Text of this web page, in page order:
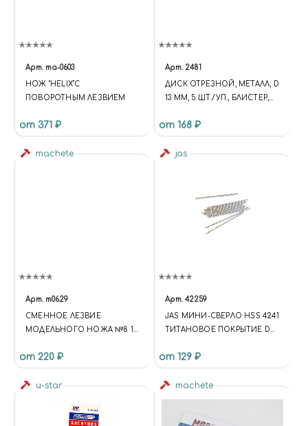
Арт. ma-0603
НОЖ "HELIX"С
ПОВОРОТНЫМ ЛЕЗВИЕМ
от 371 ₽
Арт. 2481
ДИСК ОТРЕЗНОЙ, МЕТАЛЛ, D
13 ММ, 5 ШТ./УП., БЛИСТЕР,
от 168 ₽
machete
Арт. m0629
СМЕННОЕ ЛЕЗВИЕ
МОДЕЛЬНОГО НОЖА №8 10
от 220 ₽
jas
Арт. 42259
JAS МИНИ-СВЕРЛО HSS 4241
ТИТАНОВОЕ ПОКРЫТИЕ D
от 129 ₽
u-star machete